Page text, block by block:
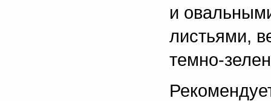
и
листьями,
темно-